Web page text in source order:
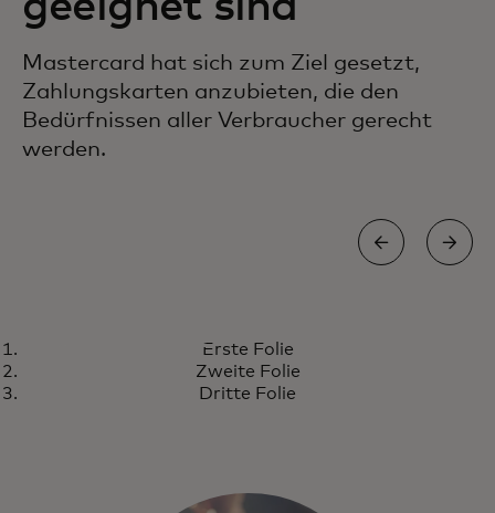
Mastercard hat sich zum Ziel gesetzt,
Zahlungskarten anzubieten, die den
Bedürfnissen aller Verbraucher gerecht
werden.
Eine Welt, die für uns alle
Erste Folie
Zweite Folie
Dritte Folie